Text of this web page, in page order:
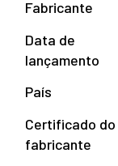
Fabricante
Data de
lançamento
País
Certificado do
fabricante